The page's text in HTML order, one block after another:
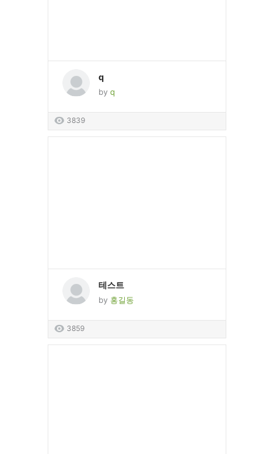
q
by q
3839
테스트
by 홍길동
3859